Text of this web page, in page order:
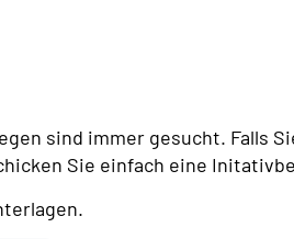
sind immer gesucht. Falls
Sie einfach eine